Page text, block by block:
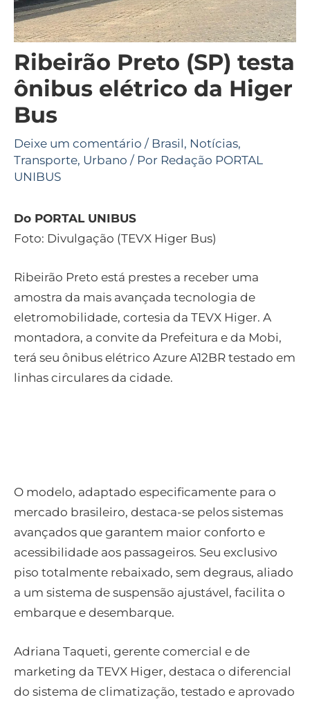
Ribeirão Preto (SP) testa
ônibus elétrico da Higer
Bus
Deixe um comentário / Brasil, Notícias,
Transporte, Urbano / Por Redação PORTAL
UNIBUS
Do PORTAL UNIBUS
Foto: Divulgação (TEVX Higer Bus)
Ribeirão Preto está prestes a receber uma
amostra da mais avançada tecnologia de
eletromobilidade, cortesia da TEVX Higer. A
montadora, a convite da Prefeitura e da Mobi,
terá seu ônibus elétrico Azure A12BR testado em
linhas circulares da cidade.
O modelo, adaptado especificamente para o
mercado brasileiro, destaca-se pelos sistemas
avançados que garantem maior conforto e
acessibilidade aos passageiros. Seu exclusivo
piso totalmente rebaixado, sem degraus, aliado
a um sistema de suspensão ajustável, facilita o
embarque e desembarque.
Adriana Taqueti, gerente comercial e de
marketing da TEVX Higer, destaca o diferencial
do sistema de climatização, testado e aprovado